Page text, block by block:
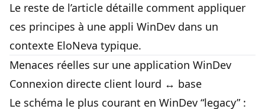
Le reste de l’article détaille comment appliquer
ces principes à une appli WinDev dans un
contexte EloNeva typique.
Menaces réelles sur une application WinDev
Connexion directe client lourd ↔ base
Le schéma le plus courant en WinDev “legacy” :